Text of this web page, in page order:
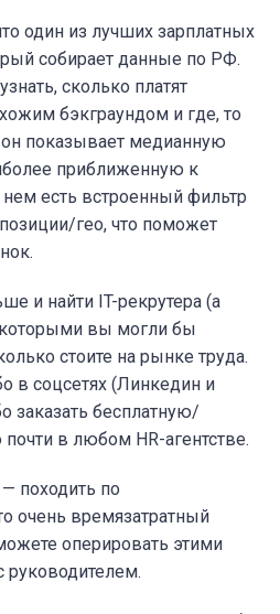
один из лучших зарплатных
собирает данные по РФ.
сколько платят
бэкграундом и где, то
показывает медианную
приближенную к
есть встроенный фильтр
гео, что поможет
и найти IT-рекрутера (а
вы могли бы
стоите на рынке труда.
в соцсетях (Линкедин и
заказать бесплатную/
в любом HR-агентстве.
походить по
очень времязатратный
оперировать этими